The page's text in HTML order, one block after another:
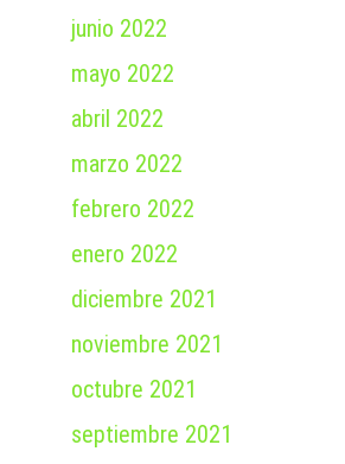
junio 2022
mayo 2022
abril 2022
marzo 2022
febrero 2022
enero 2022
diciembre 2021
noviembre 2021
octubre 2021
septiembre 2021